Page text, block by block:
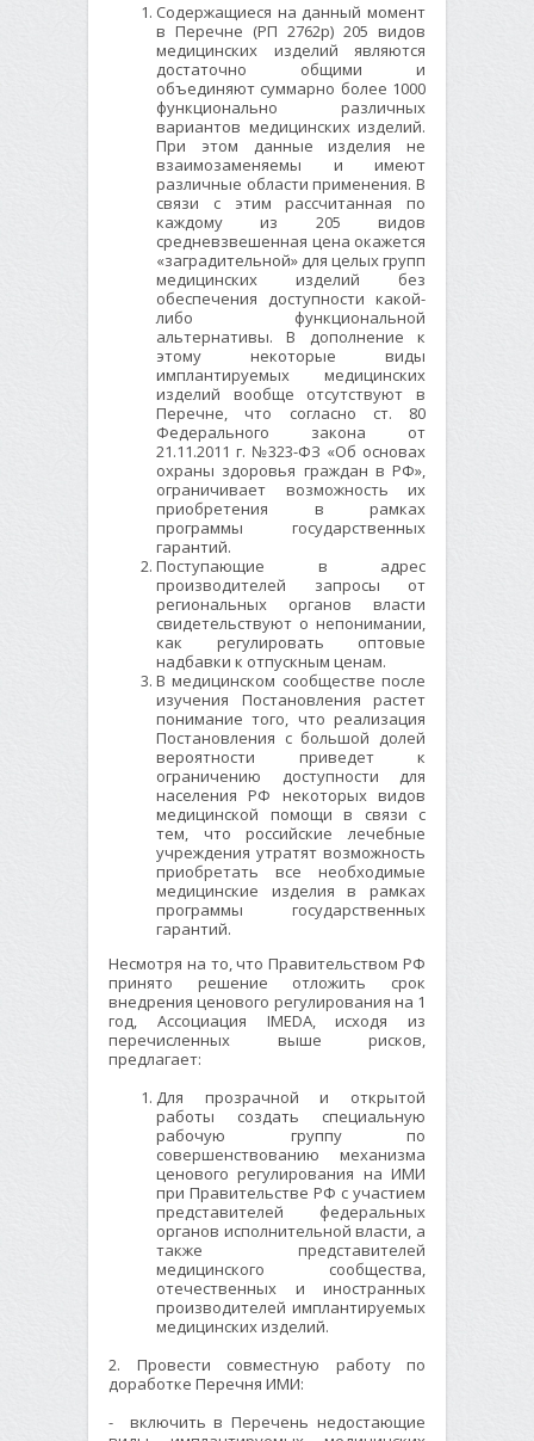
Содержащиеся на данный момент
в Перечне (РП 2762р) 205 видов
медицинских изделий являются
достаточно общими и
объединяют суммарно более 1000
функционально различных
вариантов медицинских изделий.
При этом данные изделия не
взаимозаменяемы и имеют
различные области применения. В
связи с этим рассчитанная по
каждому из 205 видов
средневзвешенная цена окажется
«заградительной» для целых групп
медицинских изделий без
обеспечения доступности какой-
либо функциональной
альтернативы. В дополнение к
этому некоторые виды
имплантируемых медицинских
изделий вообще отсутствуют в
Перечне, что согласно ст. 80
Федерального закона от
21.11.2011 г. №323-ФЗ «Об основах
охраны здоровья граждан в РФ»,
ограничивает возможность их
приобретения в рамках
программы государственных
гарантий.
Поступающие в адрес
производителей запросы от
региональных органов власти
свидетельствуют о непонимании,
как регулировать оптовые
надбавки к отпускным ценам.
В медицинском сообществе после
изучения Постановления растет
понимание того, что реализация
Постановления с большой долей
вероятности приведет к
ограничению доступности для
населения РФ некоторых видов
медицинской помощи в связи с
тем, что российские лечебные
учреждения утратят возможность
приобретать все необходимые
медицинские изделия в рамках
программы государственных
гарантий.
Несмотря на то, что Правительством РФ
принято решение отложить срок
внедрения ценового регулирования на 1
год, Ассоциация IMEDA, исходя из
перечисленных выше рисков,
предлагает:
Для прозрачной и открытой
работы создать специальную
рабочую группу по
совершенствованию механизма
ценового регулирования на ИМИ
при Правительстве РФ с участием
представителей федеральных
органов исполнительной власти, а
также представителей
медицинского сообщества,
отечественных и иностранных
производителей имплантируемых
медицинских изделий.
2. Провести совместную работу по
доработке Перечня ИМИ:
- включить в Перечень недостающие